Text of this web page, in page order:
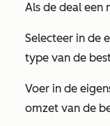
Als de deal een
Selecteer in de
type van de
Voer in de
omzet van de